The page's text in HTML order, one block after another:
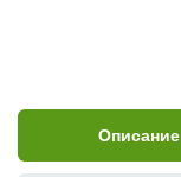
Описание